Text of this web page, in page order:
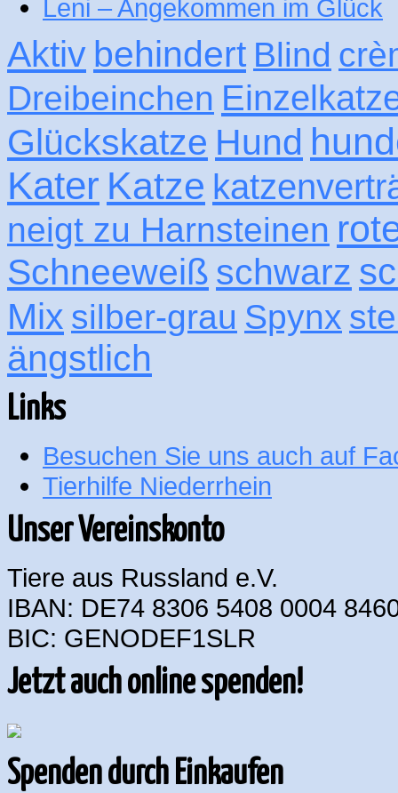
Leni – Angekommen im Glück
Aktiv behindert Blind
Dreibeinchen
Glückskatze Hund
Kater Katze
neigt zu Harnsteinen
Schneeweiß schwarz
Mix silber-grau Spynx
ängstlich
Links
Besuchen Sie uns auch auf
Tierhilfe Niederrhein
Unser Vereinskonto
Tiere aus Russland e.V.
IBAN: DE74 8306 5408 0004
BIC: GENODEF1SLR
Jetzt auch online spenden!
Spenden durch Einkaufen